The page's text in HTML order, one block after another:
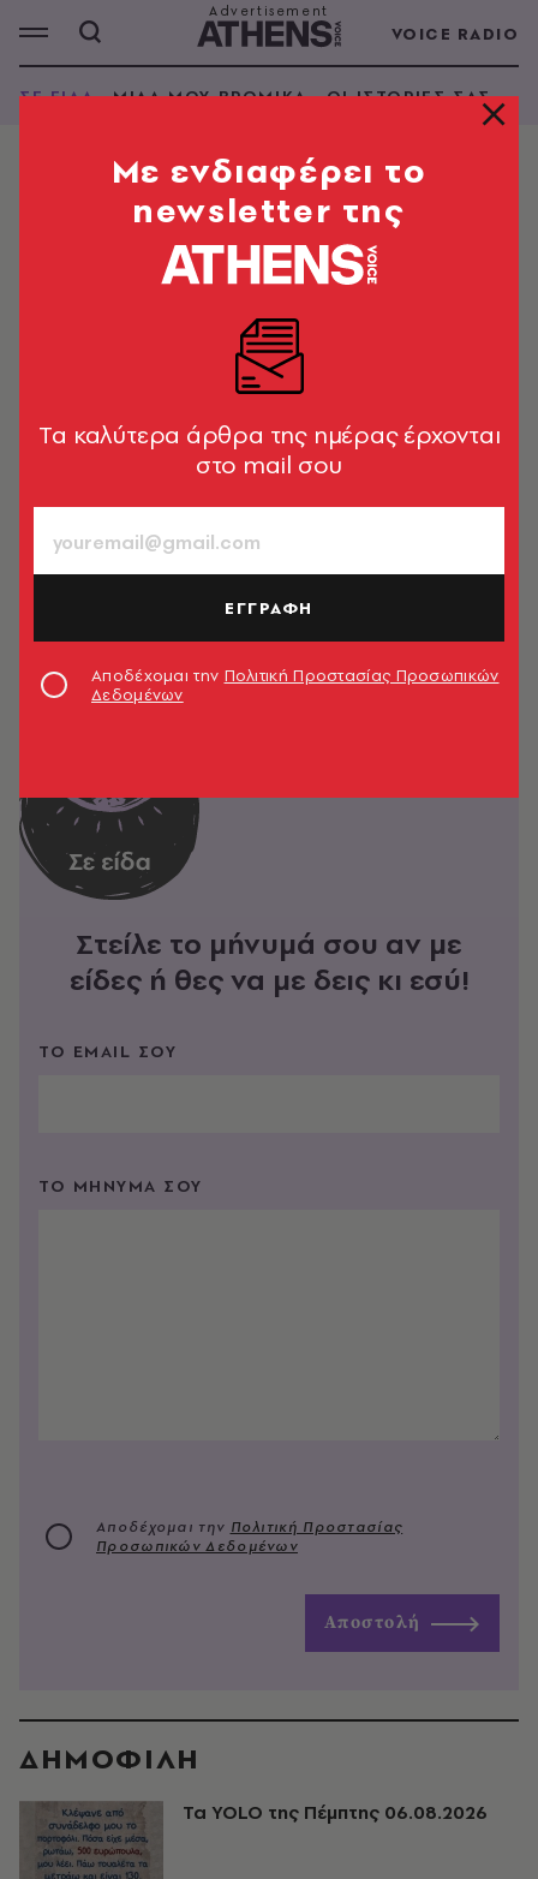
VOICE RADIO
ΣΕ ΕΙΔΑ ΜΙΛΑ ΜΟΥ ΒΡΟΜΙΚΑ ΟΙ ΙΣΤΟΡΙΕΣ ΣΑΣ
ΕΊΣΑΙ
ΣΕ ΕΙΔΑ
Σε είδα στο Queer Archive Fesival
Opening Soirée
μαλλιά, βαμμένα στις άκρες, μαύρα ρούχα και γλυκό
Στείλε το μήνυμά σου αν με
είδες ή θες να με δεις κι εσύ!
ΤΟ EMAIL ΣΟΥ
ΤΟ ΜΗΝΥΜΑ ΣΟΥ
Αποδέχομαι την Πολιτική Προστασίας
Προσωπικών Δεδομένων
Αποστολή
ΔΗΜΟΦΙΛΗ
Τα YOLO της Πέμπτης 06.08.2026
Mε ενδιαφέρει το
newsletter της
Tα καλύτερα άρθρα της ημέρας έρχονται
στο mail σου
ΕΓΓΡΑΦΗ
Αποδέχομαι την Πολιτική Προστασίας Προσωπικών
Δεδομένων